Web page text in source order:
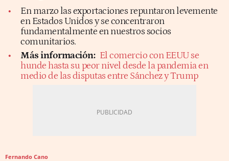
En marzo las exportaciones repuntaron levemente
en Estados Unidos y se concentraron
fundamentalmente en nuestros socios
comunitarios.
Más información: El comercio con EEUU se
hunde hasta su peor nivel desde la pandemia en
medio de las disputas entre Sánchez y Trump
Fernando Cano